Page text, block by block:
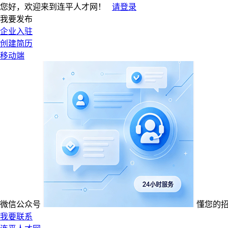
您好，欢迎来到连平人才网！
请登录
我要发布
企业入驻
创建简历
移动端
微信公众号
懂您的
我要联系